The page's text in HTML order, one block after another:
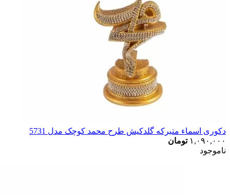
دکوری اسماء متبرکه گلدکیش طرح محمد کوچک مدل 5731
۱,۰۹۰,۰۰۰ تومان
ناموجود